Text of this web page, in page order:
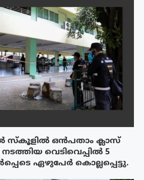
സ്കൂളിൽ ഒൻപതാം ക്ലാസ്
നടത്തിയ വെടിവെപ്പിൽ 5
ഏഴുപേർ കൊല്ലപ്പെട്ടു.